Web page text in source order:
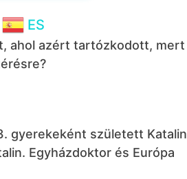
ES
ahol azért tartózkodott, mert
gyerekeként született Katalin
Egyházdoktor és Európa